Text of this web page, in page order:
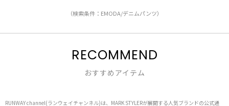
（検索条件：EMODA/デニムパンツ）
RECOMMEND
おすすめアイテム
RUNWAY channel(ランウェイチャンネル)は、MARK STYLERが展開する人気ブランドの公式通